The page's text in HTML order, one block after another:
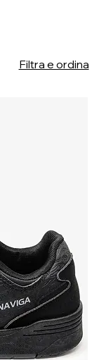
Filtra e ordina